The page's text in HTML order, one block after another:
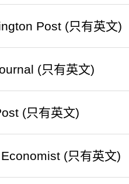
Post (只有英文)
(只有英文)
(只有英文)
(只有英文)